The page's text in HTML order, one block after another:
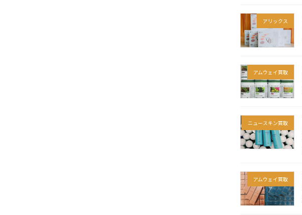
アリックス
アムウェイ買取
ニュースキン買取
アムウェイ買取